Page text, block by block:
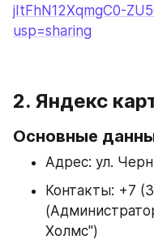
jItFhN12XqmgC0-
usp=sharing
2. Яндекс
Основные
Адрес: ул.
Контакты: +7
Холмс")